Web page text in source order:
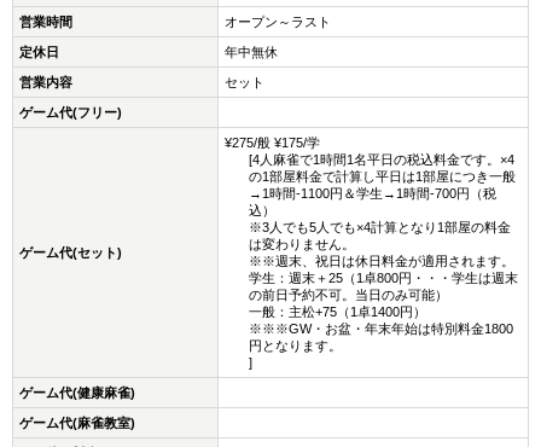
営業時間 オープン～ラスト
定休日 年中無休
営業内容 セット
ゲーム代(フリー)
ゲーム代(セット)
¥275/般 ¥175/学
[4人麻雀で1時間1名平日の税込料金です。×4
の1部屋料金で計算し平日は1部屋につき一般
→1時間-1100円＆学生→1時間-700円（税
込）
※3人でも5人でも×4計算となり1部屋の料金
は変わりません。
※※週末、祝日は休日料金が適用されます。
学生：週末＋25（1卓800円・・・学生は週末
の前日予約不可。当日のみ可能）
一般：主松+75（1卓1400円）
※※※GW・お盆・年末年始は特別料金1800
円となります。
]
ゲーム代(健康麻雀)
ゲーム代(麻雀教室)